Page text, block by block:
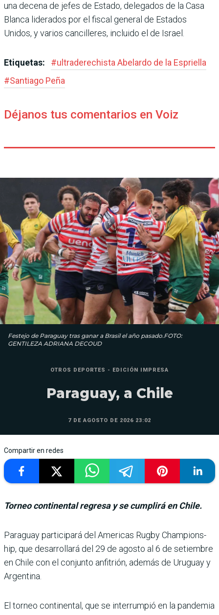
una decena de jefes de Estado, delegados de la Casa
Blanca liderados por el fiscal general de Estados
Unidos, y varios cancilleres, incluido el de Israel.
Etiquetas: #ultraderechista Abe­lardo de la Espriella
#Santiago Peña
Déjanos tus comentarios en Voiz
Festejo de Paraguay tras ganar a Brasil el año pasado.FOTO:
GENTILEZA ADRIANA DECOUD
OTROS DEPORTES - EDICIÓN IMPRESA
Paraguay, a Chile
7 DE AGOSTO DE 2026 23:02
Compartir en redes
Torneo continental regresa y se cumplirá en Chile.
Paraguay participará del Americas Rugby Champions­
hip, que desarrollará del 29 de agosto al 6 de setiembre
en Chile con el conjunto anfi­trión, además de Uruguay y
Argentina.
El torneo continental, que se interrumpió en la pan­demia